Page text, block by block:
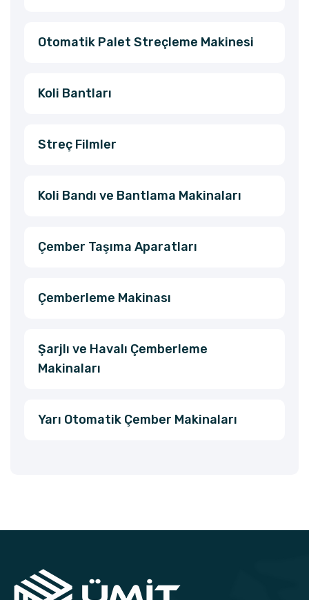
Otomatik Palet Streçleme Makinesi
Koli Bantları
Streç Filmler
Koli Bandı ve Bantlama Makinaları
Çember Taşıma Aparatları
Çemberleme Makinası
Şarjlı ve Havalı Çemberleme
Makinaları
Yarı Otomatik Çember Makinaları